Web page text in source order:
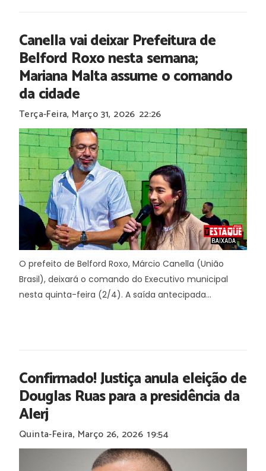
Canella vai deixar Prefeitura de
Belford Roxo nesta semana;
Mariana Malta assume o comando
da cidade
Terça-Feira, Março 31, 2026 22:26
O prefeito de Belford Roxo, Márcio Canella (União
Brasil), deixará o comando do Executivo municipal
nesta quinta-feira (2/4). A saída antecipada...
Confirmado! Justiça anula eleição de
Douglas Ruas para a presidência da
Alerj
Quinta-Feira, Março 26, 2026 19:54